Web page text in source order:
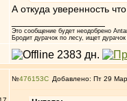
А откуда уверенность
Это сообщение будет неодобрено
Бродит дурачок по лесу, ищет
№476153 Добавлено: Пт 29